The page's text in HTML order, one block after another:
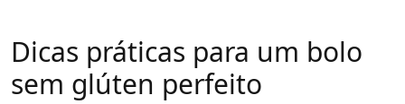
Dicas práticas para um bolo
sem glúten perfeito